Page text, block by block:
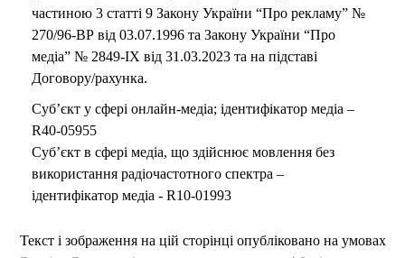
частиною 3 статті 9 Закону України “Про рекламу” №
270/96-ВР від 03.07.1996 та Закону України “Про
медіа” № 2849-IX від 31.03.2023 та на підставі
Договору/рахунка.
Суб’єкт у сфері онлайн-медіа; ідентифікатор медіа –
R40-05955
Суб’єкт в сфері медіа, що здійснює мовлення без
використання радіочастотного спектра –
ідентифікатор медіа - R10-01993
Текст і зображення на цій сторінці опубліковано на умовах